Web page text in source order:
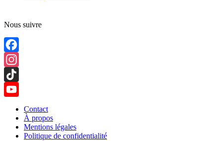
Nous suivre
Facebook
Instagram
TikTok
Channel
Contact
À propos
Mentions légales
Politique de confidentialité